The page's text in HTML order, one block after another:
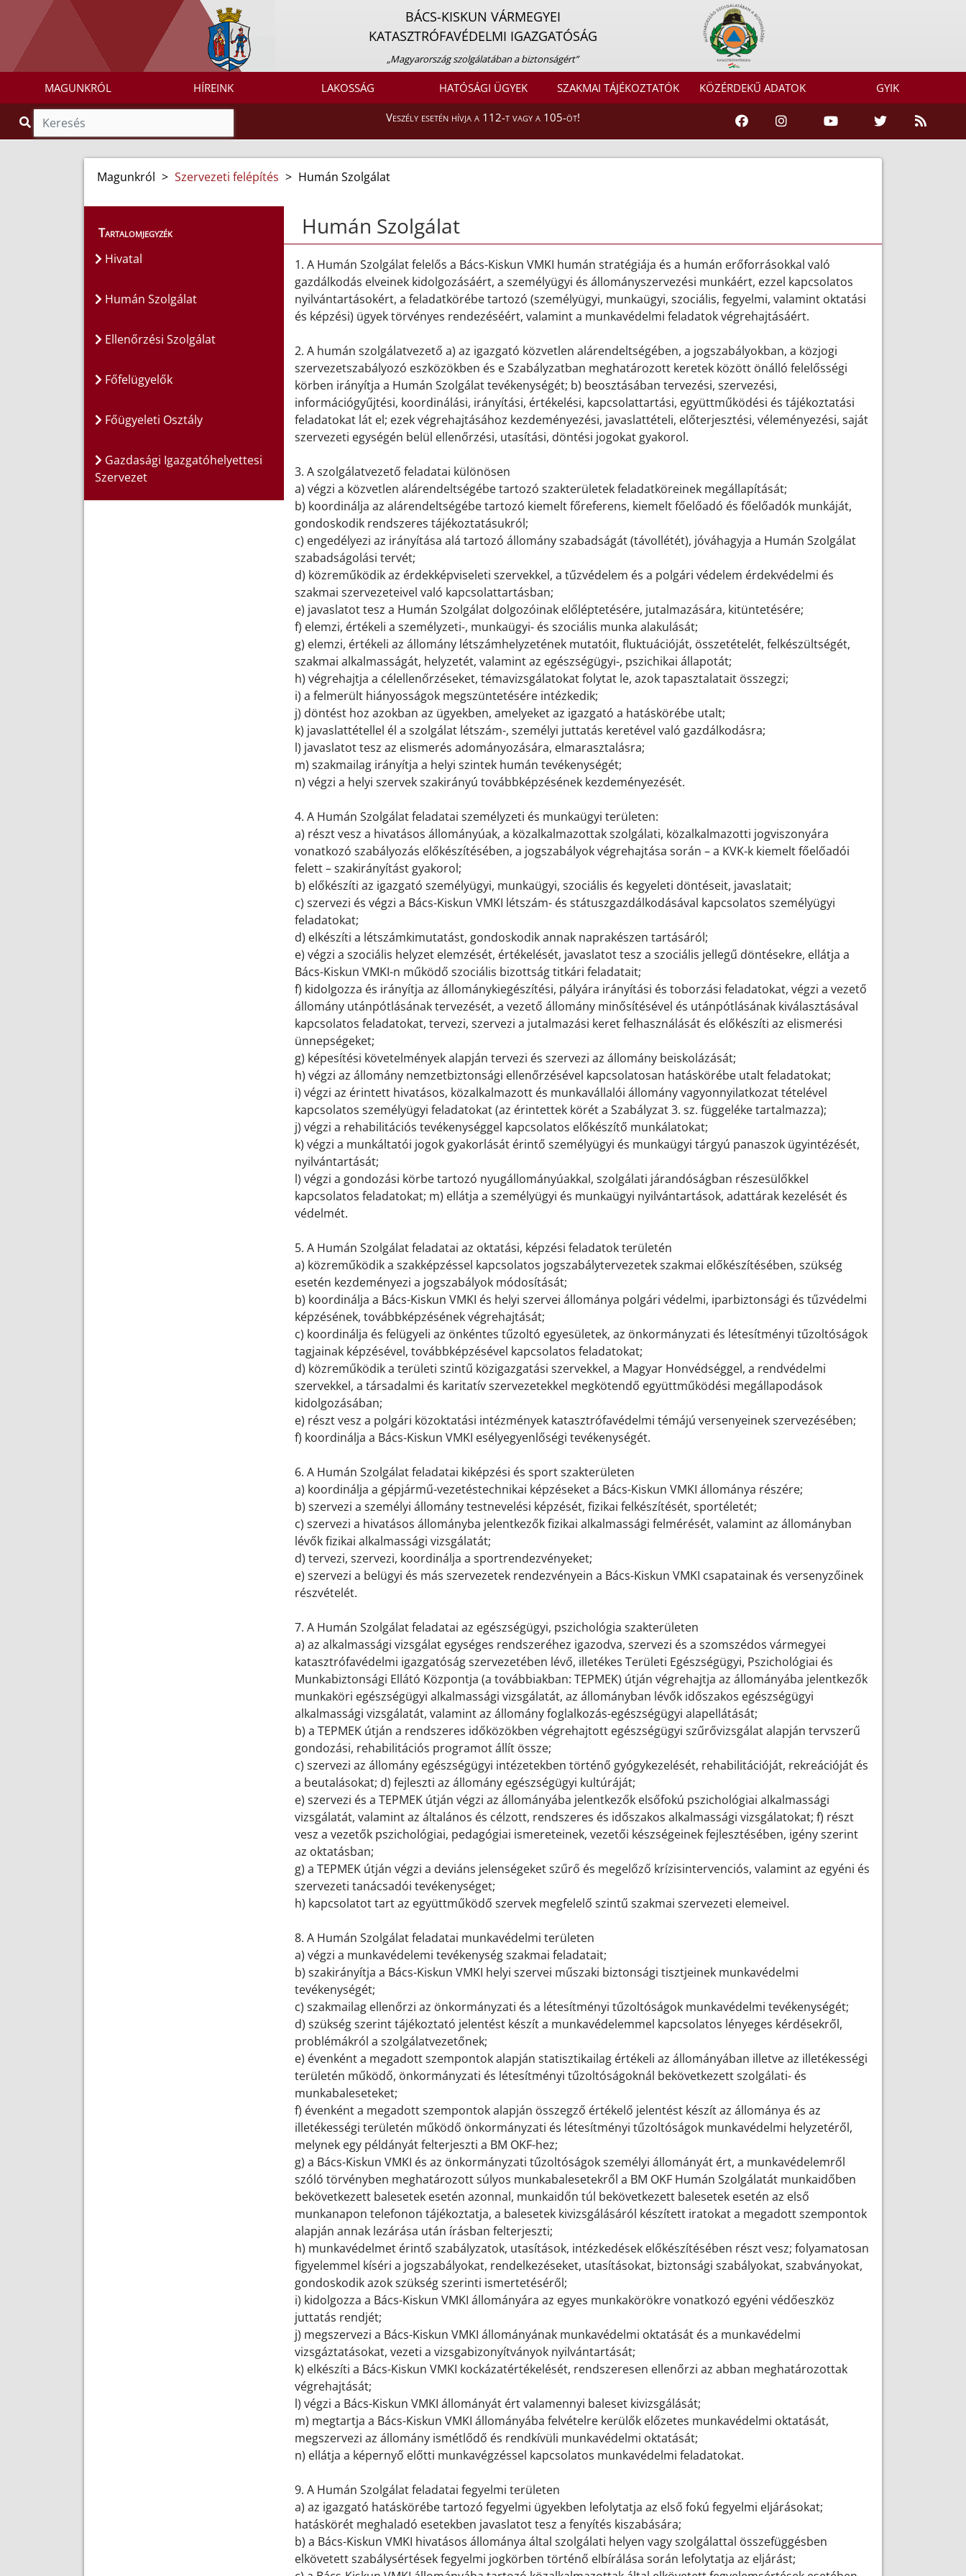
BÁCS-KISKUN VÁRMEGYEI
KATASZTRÓFAVÉDELMI IGAZGATÓSÁG
„Magyarország szolgálatában a biztonságért”
MAGUNKRÓL HÍREINK LAKOSSÁG HATÓSÁGI ÜGYEK SZAKMAI TÁJÉKOZTATÓK KÖZÉRDEKŰ ADATOK GYIK
Veszély esetén hívja a 112-t vagy a 105-öt!
Magunkról > Szervezeti felépítés > Humán Szolgálat
Tartalomjegyzék
Hivatal
Humán Szolgálat
Ellenőrzési Szolgálat
Főfelügyelők
Főügyeleti Osztály
Gazdasági Igazgatóhelyettesi
Szervezet
Humán Szolgálat
1. A Humán Szolgálat felelős a Bács-Kiskun VMKI humán stratégiája és a humán erőforrásokkal való
gazdálkodás elveinek kidolgozásáért, a személyügyi és állományszervezési munkáért, ezzel kapcsolatos
nyilvántartásokért, a feladatkörébe tartozó (személyügyi, munkaügyi, szociális, fegyelmi, valamint oktatási
és képzési) ügyek törvényes rendezéséért, valamint a munkavédelmi feladatok végrehajtásáért.
2. A humán szolgálatvezető a) az igazgató közvetlen alárendeltségében, a jogszabályokban, a közjogi
szervezetszabályozó eszközökben és e Szabályzatban meghatározott keretek között önálló felelősségi
körben irányítja a Humán Szolgálat tevékenységét; b) beosztásában tervezési, szervezési,
információgyűjtési, koordinálási, irányítási, értékelési, kapcsolattartási, együttműködési és tájékoztatási
feladatokat lát el; ezek végrehajtásához kezdeményezési, javaslattételi, előterjesztési, véleményezési, saját
szervezeti egységén belül ellenőrzési, utasítási, döntési jogokat gyakorol.
3. A szolgálatvezető feladatai különösen
a) végzi a közvetlen alárendeltségébe tartozó szakterületek feladatköreinek megállapítását;
b) koordinálja az alárendeltségébe tartozó kiemelt főreferens, kiemelt főelőadó és főelőadók munkáját,
gondoskodik rendszeres tájékoztatásukról;
c) engedélyezi az irányítása alá tartozó állomány szabadságát (távollétét), jóváhagyja a Humán Szolgálat
szabadságolási tervét;
d) közreműködik az érdekképviseleti szervekkel, a tűzvédelem és a polgári védelem érdekvédelmi és
szakmai szervezeteivel való kapcsolattartásban;
e) javaslatot tesz a Humán Szolgálat dolgozóinak előléptetésére, jutalmazására, kitüntetésére;
f) elemzi, értékeli a személyzeti-, munkaügyi- és szociális munka alakulását;
g) elemzi, értékeli az állomány létszámhelyzetének mutatóit, fluktuációját, összetételét, felkészültségét,
szakmai alkalmasságát, helyzetét, valamint az egészségügyi-, pszichikai állapotát;
h) végrehajtja a célellenőrzéseket, témavizsgálatokat folytat le, azok tapasztalatait összegzi;
i) a felmerült hiányosságok megszüntetésére intézkedik;
j) döntést hoz azokban az ügyekben, amelyeket az igazgató a hatáskörébe utalt;
k) javaslattétellel él a szolgálat létszám-, személyi juttatás keretével való gazdálkodásra;
l) javaslatot tesz az elismerés adományozására, elmarasztalásra;
m) szakmailag irányítja a helyi szintek humán tevékenységét;
n) végzi a helyi szervek szakirányú továbbképzésének kezdeményezését.
4. A Humán Szolgálat feladatai személyzeti és munkaügyi területen:
a) részt vesz a hivatásos állományúak, a közalkalmazottak szolgálati, közalkalmazotti jogviszonyára
vonatkozó szabályozás előkészítésében, a jogszabályok végrehajtása során – a KVK-k kiemelt főelőadói
felett – szakirányítást gyakorol;
b) előkészíti az igazgató személyügyi, munkaügyi, szociális és kegyeleti döntéseit, javaslatait;
c) szervezi és végzi a Bács-Kiskun VMKI létszám- és státuszgazdálkodásával kapcsolatos személyügyi
feladatokat;
d) elkészíti a létszámkimutatást, gondoskodik annak naprakészen tartásáról;
e) végzi a szociális helyzet elemzését, értékelését, javaslatot tesz a szociális jellegű döntésekre, ellátja a
Bács-Kiskun VMKI-n működő szociális bizottság titkári feladatait;
f) kidolgozza és irányítja az állománykiegészítési, pályára irányítási és toborzási feladatokat, végzi a vezető
állomány utánpótlásának tervezését, a vezető állomány minősítésével és utánpótlásának kiválasztásával
kapcsolatos feladatokat, tervezi, szervezi a jutalmazási keret felhasználását és előkészíti az elismerési
ünnepségeket;
g) képesítési követelmények alapján tervezi és szervezi az állomány beiskolázását;
h) végzi az állomány nemzetbiztonsági ellenőrzésével kapcsolatosan hatáskörébe utalt feladatokat;
i) végzi az érintett hivatásos, közalkalmazott és munkavállalói állomány vagyonnyilatkozat tételével
kapcsolatos személyügyi feladatokat (az érintettek körét a Szabályzat 3. sz. függeléke tartalmazza);
j) végzi a rehabilitációs tevékenységgel kapcsolatos előkészítő munkálatokat;
k) végzi a munkáltatói jogok gyakorlását érintő személyügyi és munkaügyi tárgyú panaszok ügyintézését,
nyilvántartását;
l) végzi a gondozási körbe tartozó nyugállományúakkal, szolgálati járandóságban részesülőkkel
kapcsolatos feladatokat; m) ellátja a személyügyi és munkaügyi nyilvántartások, adattárak kezelését és
védelmét.
5. A Humán Szolgálat feladatai az oktatási, képzési feladatok területén
a) közreműködik a szakképzéssel kapcsolatos jogszabálytervezetek szakmai előkészítésében, szükség
esetén kezdeményezi a jogszabályok módosítását;
b) koordinálja a Bács-Kiskun VMKI és helyi szervei állománya polgári védelmi, iparbiztonsági és tűzvédelmi
képzésének, továbbképzésének végrehajtását;
c) koordinálja és felügyeli az önkéntes tűzoltó egyesületek, az önkormányzati és létesítményi tűzoltóságok
tagjainak képzésével, továbbképzésével kapcsolatos feladatokat;
d) közreműködik a területi szintű közigazgatási szervekkel, a Magyar Honvédséggel, a rendvédelmi
szervekkel, a társadalmi és karitatív szervezetekkel megkötendő együttműködési megállapodások
kidolgozásában;
e) részt vesz a polgári közoktatási intézmények katasztrófavédelmi témájú versenyeinek szervezésében;
f) koordinálja a Bács-Kiskun VMKI esélyegyenlőségi tevékenységét.
6. A Humán Szolgálat feladatai kiképzési és sport szakterületen
a) koordinálja a gépjármű-vezetéstechnikai képzéseket a Bács-Kiskun VMKI állománya részére;
b) szervezi a személyi állomány testnevelési képzését, fizikai felkészítését, sportéletét;
c) szervezi a hivatásos állományba jelentkezők fizikai alkalmassági felmérését, valamint az állományban
lévők fizikai alkalmassági vizsgálatát;
d) tervezi, szervezi, koordinálja a sportrendezvényeket;
e) szervezi a belügyi és más szervezetek rendezvényein a Bács-Kiskun VMKI csapatainak és versenyzőinek
részvételét.
7. A Humán Szolgálat feladatai az egészségügyi, pszichológia szakterületen
a) az alkalmassági vizsgálat egységes rendszeréhez igazodva, szervezi és a szomszédos vármegyei
katasztrófavédelmi igazgatóság szervezetében lévő, illetékes Területi Egészségügyi, Pszichológiai és
Munkabiztonsági Ellátó Központja (a továbbiakban: TEPMEK) útján végrehajtja az állományába jelentkezők
munkaköri egészségügyi alkalmassági vizsgálatát, az állományban lévők időszakos egészségügyi
alkalmassági vizsgálatát, valamint az állomány foglalkozás-egészségügyi alapellátását;
b) a TEPMEK útján a rendszeres időközökben végrehajtott egészségügyi szűrővizsgálat alapján tervszerű
gondozási, rehabilitációs programot állít össze;
c) szervezi az állomány egészségügyi intézetekben történő gyógykezelését, rehabilitációját, rekreációját és
a beutalásokat; d) fejleszti az állomány egészségügyi kultúráját;
e) szervezi és a TEPMEK útján végzi az állományába jelentkezők elsőfokú pszichológiai alkalmassági
vizsgálatát, valamint az általános és célzott, rendszeres és időszakos alkalmassági vizsgálatokat; f) részt
vesz a vezetők pszichológiai, pedagógiai ismereteinek, vezetői készségeinek fejlesztésében, igény szerint
az oktatásban;
g) a TEPMEK útján végzi a deviáns jelenségeket szűrő és megelőző krízisintervenciós, valamint az egyéni és
szervezeti tanácsadói tevékenységet;
h) kapcsolatot tart az együttműködő szervek megfelelő szintű szakmai szervezeti elemeivel.
8. A Humán Szolgálat feladatai munkavédelmi területen
a) végzi a munkavédelemi tevékenység szakmai feladatait;
b) szakirányítja a Bács-Kiskun VMKI helyi szervei műszaki biztonsági tisztjeinek munkavédelmi
tevékenységét;
c) szakmailag ellenőrzi az önkormányzati és a létesítményi tűzoltóságok munkavédelmi tevékenységét;
d) szükség szerint tájékoztató jelentést készít a munkavédelemmel kapcsolatos lényeges kérdésekről,
problémákról a szolgálatvezetőnek;
e) évenként a megadott szempontok alapján statisztikailag értékeli az állományában illetve az illetékességi
területén működő, önkormányzati és létesítményi tűzoltóságoknál bekövetkezett szolgálati- és
munkabaleseteket;
f) évenként a megadott szempontok alapján összegző értékelő jelentést készít az állománya és az
illetékességi területén működő önkormányzati és létesítményi tűzoltóságok munkavédelmi helyzetéről,
melynek egy példányát felterjeszti a BM OKF-hez;
g) a Bács-Kiskun VMKI és az önkormányzati tűzoltóságok személyi állományát ért, a munkavédelemről
szóló törvényben meghatározott súlyos munkabalesetekről a BM OKF Humán Szolgálatát munkaidőben
bekövetkezett balesetek esetén azonnal, munkaidőn túl bekövetkezett balesetek esetén az első
munkanapon telefonon tájékoztatja, a balesetek kivizsgálásáról készített iratokat a megadott szempontok
alapján annak lezárása után írásban felterjeszti;
h) munkavédelmet érintő szabályzatok, utasítások, intézkedések előkészítésében részt vesz; folyamatosan
figyelemmel kíséri a jogszabályokat, rendelkezéseket, utasításokat, biztonsági szabályokat, szabványokat,
gondoskodik azok szükség szerinti ismertetéséről;
i) kidolgozza a Bács-Kiskun VMKI állományára az egyes munkakörökre vonatkozó egyéni védőeszköz
juttatás rendjét;
j) megszervezi a Bács-Kiskun VMKI állományának munkavédelmi oktatását és a munkavédelmi
vizsgáztatásokat, vezeti a vizsgabizonyítványok nyilvántartását;
k) elkészíti a Bács-Kiskun VMKI kockázatértékelését, rendszeresen ellenőrzi az abban meghatározottak
végrehajtását;
l) végzi a Bács-Kiskun VMKI állományát ért valamennyi baleset kivizsgálását;
m) megtartja a Bács-Kiskun VMKI állományába felvételre kerülők előzetes munkavédelmi oktatását,
megszervezi az állomány ismétlődő és rendkívüli munkavédelmi oktatását;
n) ellátja a képernyő előtti munkavégzéssel kapcsolatos munkavédelmi feladatokat.
9. A Humán Szolgálat feladatai fegyelmi területen
a) az igazgató hatáskörébe tartozó fegyelmi ügyekben lefolytatja az első fokú fegyelmi eljárásokat;
hatáskörét meghaladó esetekben javaslatot tesz a fenyítés kiszabására;
b) a Bács-Kiskun VMKI hivatásos állománya által szolgálati helyen vagy szolgálattal összefüggésben
elkövetett szabálysértések fegyelmi jogkörben történő elbírálása során lefolytatja az eljárást;